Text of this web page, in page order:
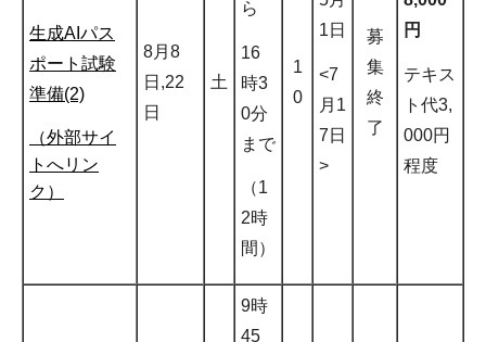
生成AIパス
ポート試験
準備(2)
（外部サイ
トへリン
ク）
8月8
日,22
日
土
ら
16
時3
0分
まで
（1
2時
間）
1
0
1日
<7
月1
7日
>
募
集
終
了
円
テキス
ト代3,
000円
程度
9時
45